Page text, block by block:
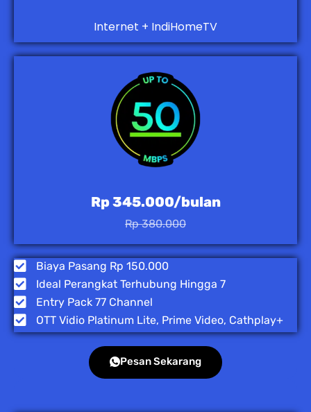
Internet + IndiHomeTV
Rp 345.000/bulan
Rp 380.000
Biaya Pasang Rp 150.000
Ideal Perangkat Terhubung Hingga 7
Entry Pack 77 Channel
OTT Vidio Platinum Lite, Prime Video, Cathplay+
Pesan Sekarang